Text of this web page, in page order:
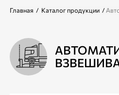
Главная / Каталог продукции /